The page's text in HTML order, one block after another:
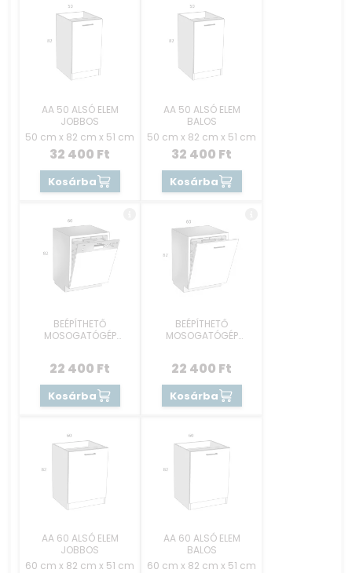
AA 50 ALSÓ ELEM
JOBBOS
50 cm x 82 cm x 51 cm
32 400 Ft
Kosárba
AA 50 ALSÓ ELEM
BALOS
50 cm x 82 cm x 51 cm
32 400 Ft
Kosárba
BEÉPÍTHETŐ
MOSOGATÓGÉP
22 400 Ft
Kosárba
BEÉPÍTHETŐ
MOSOGATÓGÉP
22 400 Ft
Kosárba
AA 60 ALSÓ ELEM
JOBBOS
60 cm x 82 cm x 51 cm
AA 60 ALSÓ ELEM
BALOS
60 cm x 82 cm x 51 cm